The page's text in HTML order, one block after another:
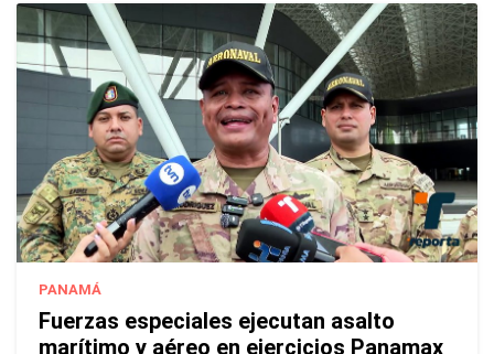
PANAMÁ
Fuerzas especiales ejecutan asalto
marítimo y aéreo en ejercicios Panamax